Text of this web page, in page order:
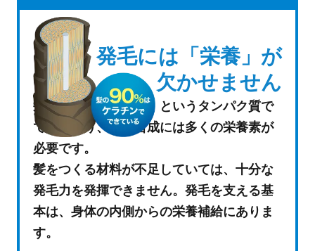
発毛には「栄養」が
欠かせません
髪の毛は「ケラチン」というタンパク質で
できており、その合成には多くの栄養素が
必要です。
髪をつくる材料が不足していては、十分な
発毛力を発揮できません。発毛を支える基
本は、身体の内側からの栄養補給にありま
す。